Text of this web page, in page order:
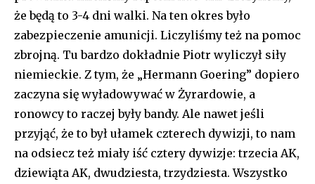
że będą to 3-4 dni walki. Na ten okres było
zabezpieczenie amunicji. Liczyliśmy też na pomoc
zbrojną. Tu bardzo dokładnie Piotr wyliczył siły
niemieckie. Z tym, że „Hermann Goering” dopiero
zaczyna się wyładowywać w Żyrardowie, a
ronowcy to raczej były bandy. Ale nawet jeśli
przyjąć, że to był ułamek czterech dywizji, to nam
na odsiecz też miały iść cztery dywizje: trzecia AK,
dziewiąta AK, dwudziesta, trzydziesta. Wszystko